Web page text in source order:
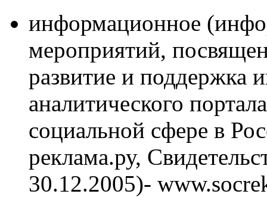
информационное
мероприятий,
развитие и поддержка
аналитического
социальной сфере в
реклама.ру,
30.12.2005)-